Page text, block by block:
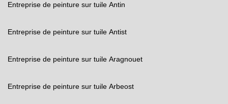
Entreprise de peinture sur tuile Antin
Entreprise de peinture sur tuile Antist
Entreprise de peinture sur tuile Aragnouet
Entreprise de peinture sur tuile Arbeost